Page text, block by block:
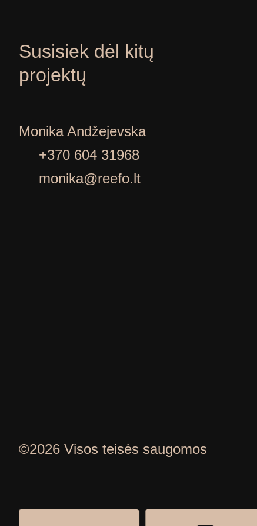
Susisiek dėl kitų
projektų
Monika Andžejevska
+370 604 31968
monika@reefo.lt
©2026 Visos teisės saugomos